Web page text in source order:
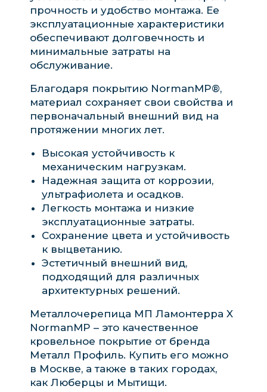
прочность и удобство монтажа. Ее
эксплуатационные характеристики
обеспечивают долговечность и
минимальные затраты на
обслуживание.
Благодаря покрытию NormanMP®,
материал сохраняет свои свойства и
первоначальный внешний вид на
протяжении многих лет.
Высокая устойчивость к
механическим нагрузкам.
Надежная защита от коррозии,
ультрафиолета и осадков.
Легкость монтажа и низкие
эксплуатационные затраты.
Сохранение цвета и устойчивость
к выцветанию.
Эстетичный внешний вид,
подходящий для различных
архитектурных решений.
Металлочерепица МП Ламонтерра X
NormanMP – это качественное
кровельное покрытие от бренда
Металл Профиль. Купить его можно
в Москве, а также в таких городах,
как Люберцы и Мытищи.